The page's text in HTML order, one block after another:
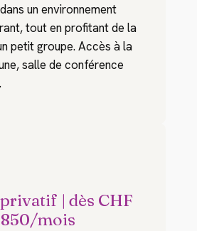
un environnement
tout en profitant de la
petit groupe. Accès à la
salle de conférence
| dès CHF
850/mois